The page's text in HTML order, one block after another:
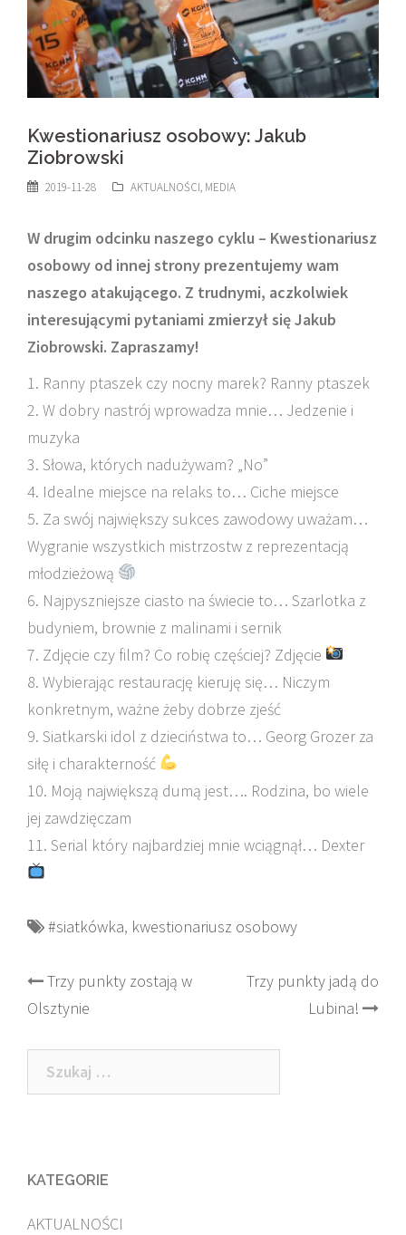
Kwestionariusz osobowy: Jakub
Ziobrowski
2019-11-28 AKTUALNOŚCI, MEDIA
W drugim odcinku naszego cyklu – Kwestionariusz
osobowy od innej strony prezentujemy wam
naszego atakującego. Z trudnymi, aczkolwiek
interesującymi pytaniami zmierzył się Jakub
Ziobrowski. Zapraszamy!
1. Ranny ptaszek czy nocny marek? Ranny ptaszek
2. W dobry nastrój wprowadza mnie… Jedzenie i
muzyka
3. Słowa, których nadużywam? „No”
4. Idealne miejsce na relaks to… Ciche miejsce
5. Za swój największy sukces zawodowy uważam…
Wygranie wszystkich mistrzostw z reprezentacją
młodzieżową
6. Najpyszniejsze ciasto na świecie to… Szarlotka z
budyniem, brownie z malinami i sernik
7. Zdjęcie czy film? Co robię częściej? Zdjęcie
8. Wybierając restaurację kieruję się… Niczym
konkretnym, ważne żeby dobrze zjeść
9. Siatkarski idol z dzieciństwa to… Georg Grozer za
siłę i charakterność
10. Moją największą dumą jest…. Rodzina, bo wiele
jej zawdzięczam
11. Serial który najbardziej mnie wciągnął… Dexter
#siatkówka, kwestionariusz osobowy
Post
navigation
Trzy punkty zostają w
Olsztynie
Trzy punkty jadą do
Lubina!
Szukaj:
KATEGORIE
AKTUALNOŚCI